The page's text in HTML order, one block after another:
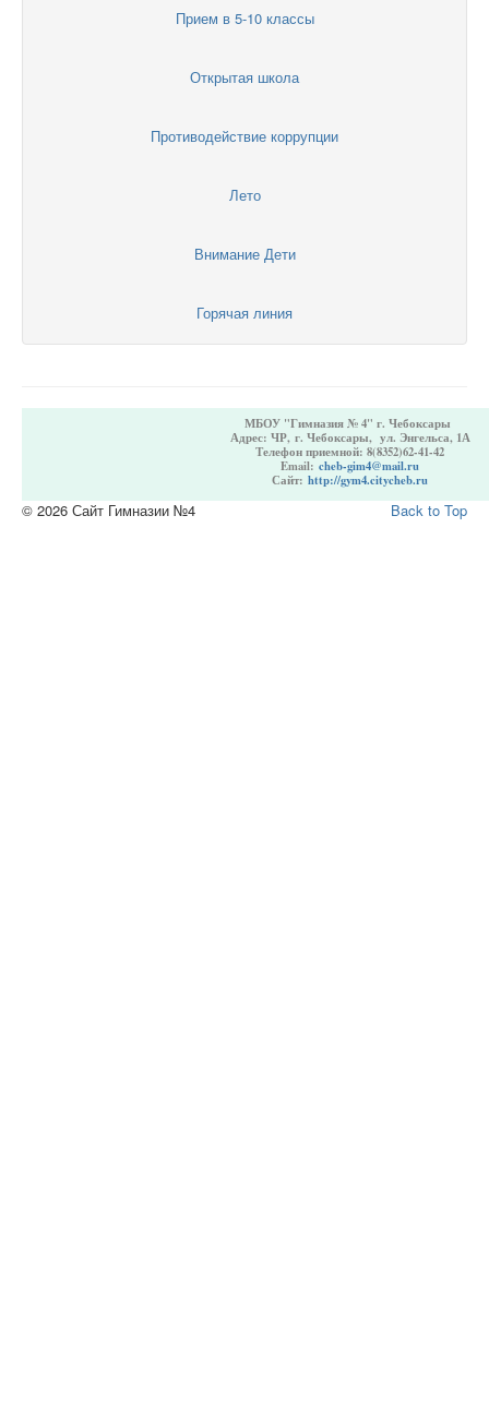
Прием в 5-10 классы
Открытая школа
Противодействие коррупции
Лето
Внимание Дети
Горячая линия
МБОУ "Гимназия № 4" г. Чебоксары
Адрес: ЧР, г. Чебоксары, ул. Энгельса, 1А
Телефон приемной: 8(8352)62-41-42
Email: cheb-gim4@mail.ru
Сайт: http://gym4.citycheb.ru
Back to Top
© 2026 Сайт Гимназии №4